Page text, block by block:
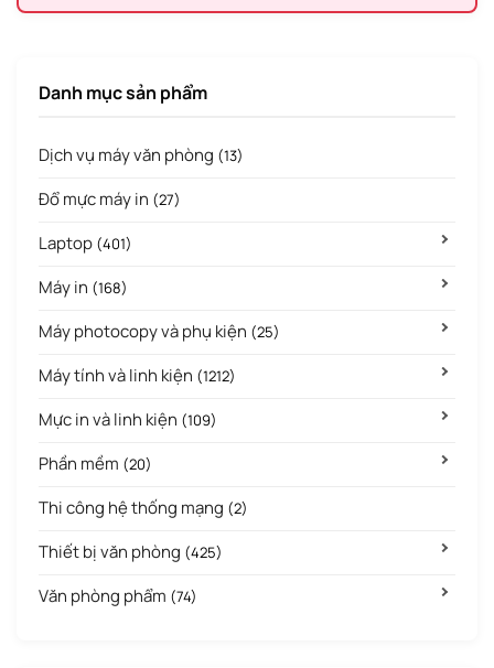
Danh mục sản phẩm
Dịch vụ máy văn phòng (13)
Đổ mực máy in (27)
Laptop (401)
Máy in (168)
Máy photocopy và phụ kiện (25)
Máy tính và linh kiện (1212)
Mực in và linh kiện (109)
Phần mềm (20)
Thi công hệ thống mạng (2)
Thiết bị văn phòng (425)
Văn phòng phẩm (74)